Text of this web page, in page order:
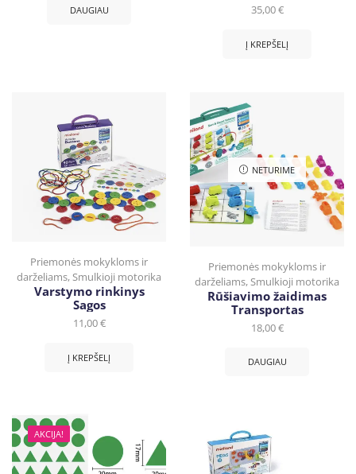
DAUGIAU 35,00€
Į KREPŠELĮ
Priemonės mokykloms ir
darželiams,Smulkioji motorika
Varstymo rinkinys
Sagos
11,00€
Į KREPŠELĮ
NETURIME
Priemonės mokykloms ir
darželiams,Smulkioji motorika
Rūšiavimo žaidimas
Transportas
18,00€
DAUGIAU
AKCIJA!